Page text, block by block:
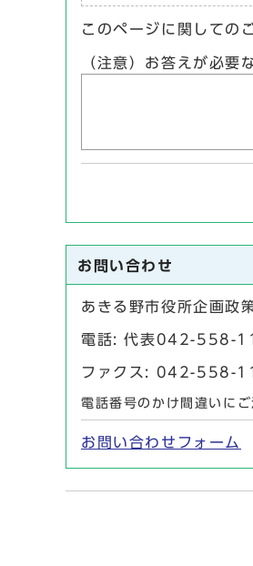
このページに関しての
（注意）お答えが必要
お問い合わせ
あきる野市役所企画政
電話: 代表042-558-
ファクス: 042-558-
電話番号のかけ間違いにご
お問い合わせフォーム